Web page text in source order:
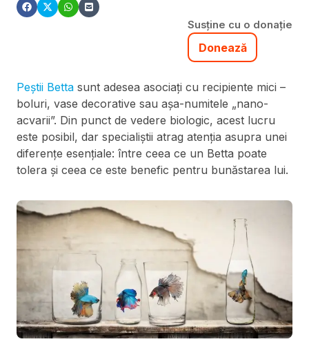
Susține cu o donație
Donează
Peștii Betta sunt adesea asociați cu recipiente mici –
boluri, vase decorative sau așa-numitele „nano-
acvarii”. Din punct de vedere biologic, acest lucru
este posibil, dar specialiștii atrag atenția asupra unei
diferențe esențiale: între ceea ce un Betta poate
tolera și ceea ce este benefic pentru bunăstarea lui.